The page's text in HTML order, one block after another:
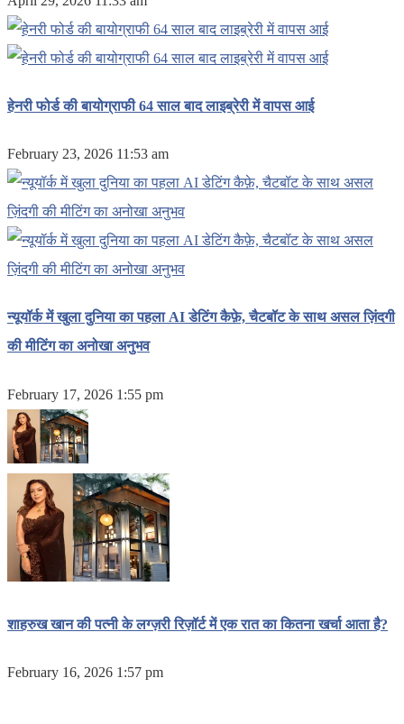
हेनरी फोर्ड की बायोग्राफी 64 साल बाद लाइब्रेरी में वापस आई
February 23, 2026 11:53 am
न्यूयॉर्क में खुला दुनिया का पहला AI डेटिंग कैफ़े, चैटबॉट के साथ असल ज़िंदगी
की मीटिंग का अनोखा अनुभव
February 17, 2026 1:55 pm
शाहरुख खान की पत्नी के लग्ज़री रिज़ॉर्ट में एक रात का कितना खर्चा आता है?
February 16, 2026 1:57 pm